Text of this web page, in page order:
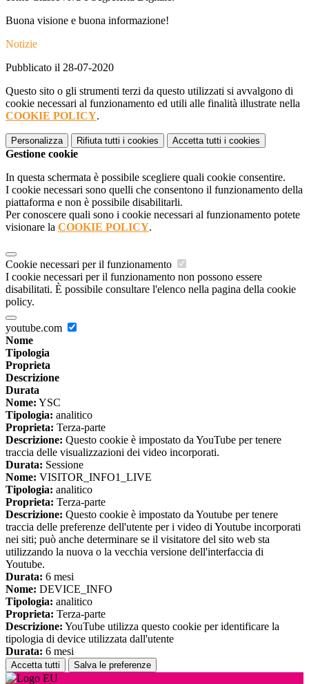
Buona visione e buona informazione!
Notizie
Pubblicato il 28-07-2020
Questo sito o gli strumenti terzi da questo utilizzati si avvalgono di
cookie necessari al funzionamento ed utili alle finalità illustrate nella
COOKIE POLICY.
Personalizza Rifiuta tutti i cookies Accetta tutti i cookies
Gestione cookie
In questa schermata è possibile scegliere quali cookie consentire.
I cookie necessari sono quelli che consentono il funzionamento della
piattaforma e non è possibile disabilitarli.
Per conoscere quali sono i cookie necessari al funzionamento potete
visionare la COOKIE POLICY.
Cookie necessari per il funzionamento
I cookie necessari per il funzionamento non possono essere
disabilitati. È possibile consultare l'elenco nella pagina della cookie
policy.
youtube.com
Nome
Tipologia
Proprieta
Descrizione
Durata
Nome: YSC
Tipologia: analitico
Proprieta: Terza-parte
Descrizione: Questo cookie è impostato da YouTube per tenere
traccia delle visualizzazioni dei video incorporati.
Durata: Sessione
Nome: VISITOR_INFO1_LIVE
Tipologia: analitico
Proprieta: Terza-parte
Descrizione: Questo cookie è impostato da Youtube per tenere
traccia delle preferenze dell'utente per i video di Youtube incorporati
nei siti; può anche determinare se il visitatore del sito web sta
utilizzando la nuova o la vecchia versione dell'interfaccia di
Youtube.
Durata: 6 mesi
Nome: DEVICE_INFO
Tipologia: analitico
Proprieta: Terza-parte
Descrizione: YouTube utilizza questo cookie per identificare la
tipologia di device utilizzata dall'utente
Durata: 6 mesi
Accetta tutti Salva le preferenze